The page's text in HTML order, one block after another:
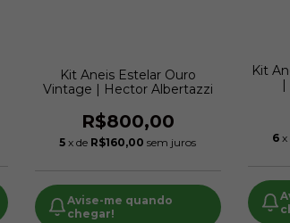
Kit Aneis Estelar Ouro
Vintage | Hector Albertazzi
R$800,00
5 x de R$160,00 sem juros
Avise-me quando
chegar!
Kit
6 x